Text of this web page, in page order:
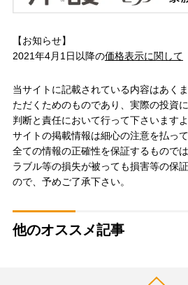
【お知らせ】
2021年4月1日以降の価格表示に関して
当サイトに記載されている内容はあく
ただくためのものであり、実際の投資
判断と責任において行って下さいます
サイトの掲載情報は細心の注意を払っ
全ての情報の正確性を保証するもので
ラブル等の損失が被っても損害等の保
ので、予めご了承下さい。
他のオススメ記事